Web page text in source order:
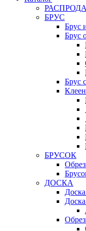
БРУС
Брус
Брус
Брус
БРУСОК
ДОСКА